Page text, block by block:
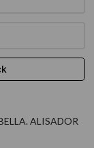
ALISADOR